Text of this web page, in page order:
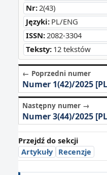
Nr:2(43)
Języki: PL/ENG
ISSN:2082-3304
Teksty: 12 tekstów
← Poprzedni numer
Numer 1(42)/2025
Następny numer →
Numer 3(44)/2025
Przejdź do sekcji
Artykuły
Recenzje